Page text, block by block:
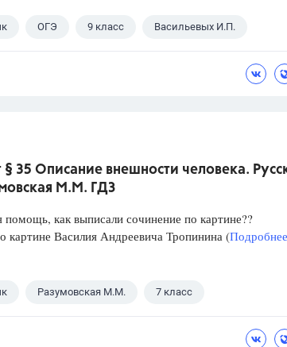
ОГЭ 9 класс Васильевых И.П.
§ 35 Описание внешности человека.
М.М. ГДЗ
помощь, как выписали сочинение по картине??
картине Василия Андреевича Тропинина (
Разумовская М.М. 7 класс